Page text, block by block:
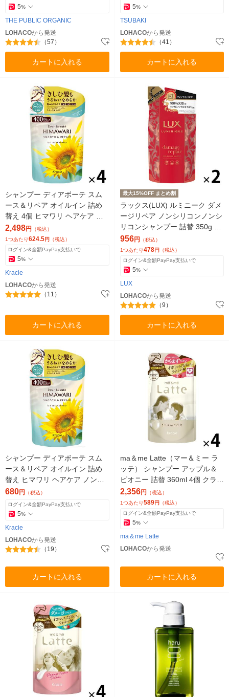
5%
THE PUBLIC ORGANIC
LOHACOから発送
（57）
カートに入れる
5%
TSUBAKI
LOHACOから発送
（41）
カートに入れる
シャンプー ディアボーテ スム
ース＆リペア オイルイン 詰め
替え 4個 ヒマワリ ヘアケア ノ
ンシリコン アミノ酸 うねり く
せ毛 パサつき
2,498円
（税込）
1つあたり624.5円 （税込）
ログイン&全額PayPay支払いで
5%
Kracie
LOHACOから発送
（11）
カートに入れる
最大15%OFF まとめ割
ラックス(LUX) ルミニーク ダメ
ージリペア ノンシリコンノンシ
リコンシャンプー 詰替 350g 2
個
956円
（税込）
1つあたり478円 （税込）
ログイン&全額PayPay支払いで
5%
LUX
LOHACOから発送
（9）
カートに入れる
シャンプー ディアボーテ スム
ース＆リペア オイルイン 詰め
替え ヒマワリ ヘアケア ノンシ
リコン アミノ酸 うねり くせ毛
パサつき
680円 （税込）
ログイン&全額PayPay支払いで
5%
Kracie
LOHACOから発送
（19）
カートに入れる
ma＆me Latte（マー＆ミー ラ
ッテ） シャンプー アップル＆
ピオニー 詰替 360ml 4個 クラシ
エ
2,356円 （税込）
1つあたり589円 （税込）
ログイン&全額PayPay支払いで
5%
ma＆me Latte
LOHACOから発送
カートに入れる